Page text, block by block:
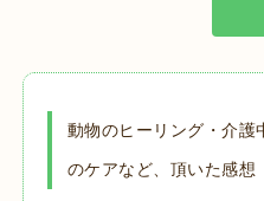
動物のヒーリング・介護
のケアなど、頂いた感想